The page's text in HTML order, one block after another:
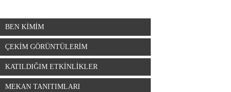
BEN KİMİM
ÇEKİM GÖRÜNTÜLERİM
KATILDIĞIM ETKİNLİKLER
MEKAN TANITIMLARI